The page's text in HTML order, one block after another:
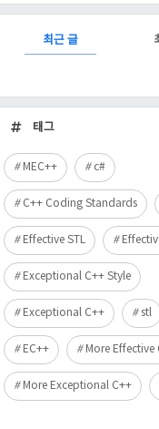
RECENTLY최근 글
근
글
태그
MEC++ c#
C++ Coding Standards
Effective STL
Exceptional C++ Style
Exceptional C++ stl
EC++ More Effective
More Exceptional C++